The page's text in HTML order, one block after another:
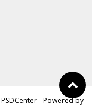
PSDCenter- Powered by